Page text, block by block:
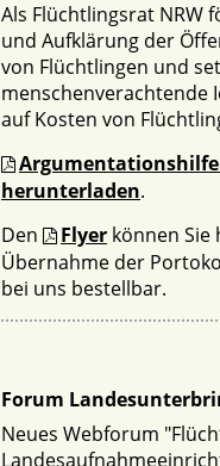
Als Flüchtlingsrat NRW
und Aufklärung der
von Flüchtlingen und
menschenverachtende
auf Kosten von
herunterladen.
Den
Flyer können
Übernahme der
bei uns bestellbar.
Forum
Neues Webforum